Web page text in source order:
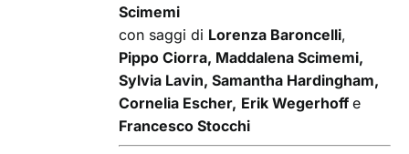
Scimemi
con saggi di Lorenza Baroncelli,
Pippo Ciorra, Maddalena Scimemi,
Sylvia Lavin, Samantha Hardingham,
Cornelia Escher, Erik Wegerhoffe
Francesco Stocchi